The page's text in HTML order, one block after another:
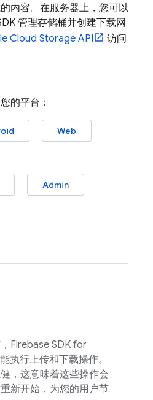
内容。在服务器上，您可以
管理存储桶并创建下载网
Cloud StorageAPI
访问
的平台：
Web
Admin
Firebase SDK for
执行上传和下载操作。
，这意味着这些操作会
新开始，为您的用户节